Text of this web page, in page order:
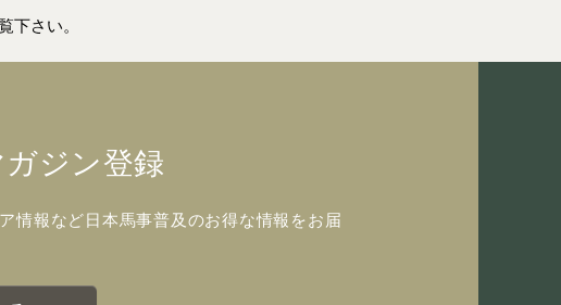
下さい。
ガジン登録
情報など日本馬事普及のお得な情報をお届